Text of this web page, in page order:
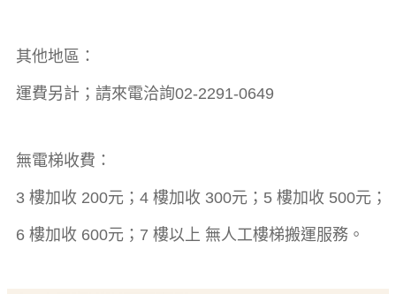
其他地區：
運費另計；請來電洽詢02-2291-0649
無電梯收費：
3 樓加收 200元；4 樓加收 300元；5 樓加收 500元；
6 樓加收 600元；7 樓以上 無人工樓梯搬運服務。